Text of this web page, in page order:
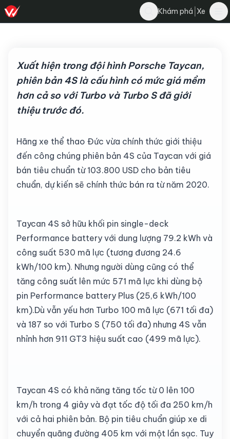
Khám phá Xe
29 tháng 9, 2022·3 phút đọc· 3.2K
Bình luận
Xuất hiện trong đội hình Porsche Taycan,
phiên bản 4S là cấu hình có mức giá mềm
hơn cả so với Turbo và Turbo S đã giới
thiệu trước đó.
Hãng xe thể thao Đức vừa chính thức giới thiệu
đến công chúng phiên bản 4S của Taycan với giá
bán tiêu chuẩn từ 103.800 USD cho bản tiêu
chuẩn, dự kiến sẽ chính thức bán ra từ năm 2020.
Taycan 4S sở hữu khối pin single-deck
Performance battery với dung lượng 79.2 kWh và
công suất 530 mã lực (tương đương 24.6
kWh/100 km). Nhưng người dùng cũng có thể
tăng công suất lên mức 571 mã lực khi dùng bộ
pin Performance battery Plus (25,6 kWh/100
km).Dù vẫn yếu hơn Turbo 100 mã lực (671 tối đa)
và 187 so với Turbo S (750 tối đa) nhưng 4S vẫn
nhỉnh hơn 911 GT3 hiệu suất cao (499 mã lực).
Taycan 4S có khả năng tăng tốc từ 0 lên 100
km/h trong 4 giây và đạt tốc độ tối đa 250 km/h
với cả hai phiên bản. Bộ pin tiêu chuẩn giúp xe di
chuyển quãng đường 405 km với một lần sạc. Tuy